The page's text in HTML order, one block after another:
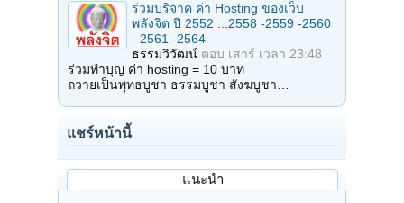
ร่วมบริจาค ค่า Hosting ของเว็บ
พลังจิต ปี 2552 ...2558 -2559 -2560
- 2561 -2564
ธรรมวิวัฒน์ ตอบ เสาร์ เวลา 23:48
ร่วมทำบุญ ค่า hosting = 10 บาท
ถวายเป็นพุทธบูชา ธรรมบูชา สังฆบูชา…
แชร์หน้านี้
แนะนำ